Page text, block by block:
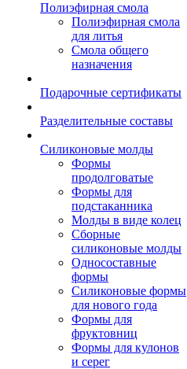
Полиэфирная смола
Полиэфирная смола
для литья
Смола общего
назначения
Подарочные сертификаты
Разделительные составы
Силиконовые молды
Формы
продолговатые
Формы для
подстаканника
Молды в виде колец
Сборные
силиконовые молды
Односоставные
формы
Силиконовые формы
для нового года
Формы для
фруктовниц
Формы для кулонов
и серег